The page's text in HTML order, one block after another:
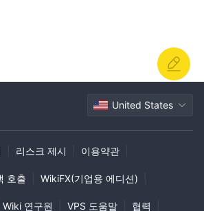
United States
리스크 제시 이용약관
호출 WikiFX(기업용 에디션)
Wiki 연구원 VPS 도움말 협력